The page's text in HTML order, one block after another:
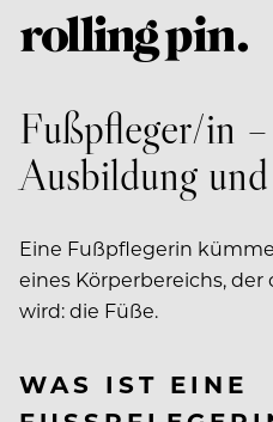
Fußpfleger/in
Ausbildung
Eine Fußpflegerin
eines Körperbereichs,
wird: die Füße.
WAS IST EINE